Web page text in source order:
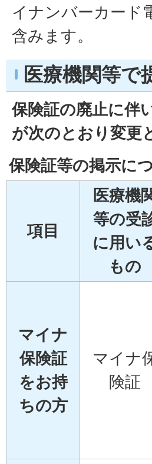
イナンバーカード
含みます。
医療機関等で
保険証の廃止に伴
が次のとおり変更
保険証等の掲示に
項目
医療機
等の受
に用い
もの
マイナ
保険証
をお持
ちの方
マイナ
険証